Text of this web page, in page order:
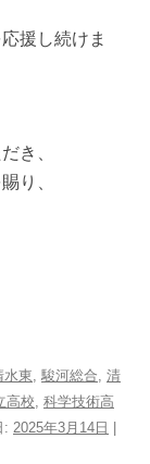
援し続けま
き、
り、
水東 駿河総合 清
高校
科学技術高
: 2025年3月14日